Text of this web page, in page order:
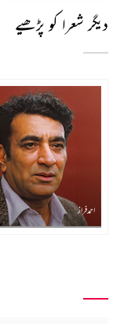
دیگر شعرا کو پڑھیے
احمد فراز